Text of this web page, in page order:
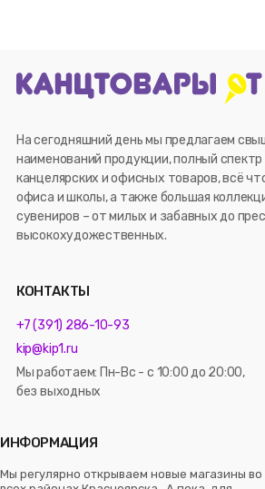
На сегодняшний день мы предлагаем
наименований продукции, полный
канцелярских и офисных товаров, всё
офиса и школы, а также большая
сувениров – от милых и забавных до
высокохудожественных.
КОНТАКТЫ
+7 (391) 286-10-93
kip@kip1.ru
Мы работаем: Пн-Вс - с 10:00 до 20:00,
без выходных
ИНФОРМАЦИЯ
Мы регулярно открываем новые магазины во